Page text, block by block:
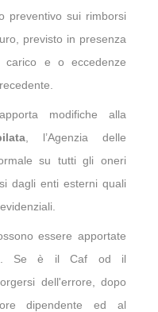
preventivo sui rimborsi
previsto in presenza
e o eccedenze
modifiche alla
, l’Agenzia delle
su tutti gli oneri
dagli enti esterni quali
essere apportate
. Se è il Caf od il
dell'errore, dopo
dipendente ed al